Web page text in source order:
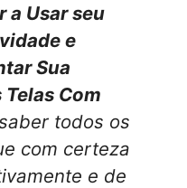
a Usar seu
e
Sua
Com
todos os
com certeza
e de